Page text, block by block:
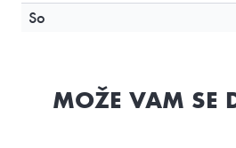
So
MOŽE VAM SE